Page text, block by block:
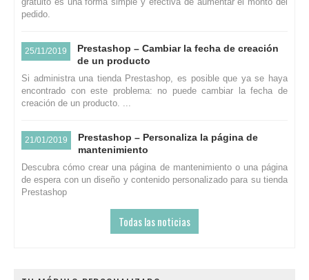
pedido.
25/11/2019
Prestashop – Cambiar la fecha de creación
de un producto
Si administra una tienda Prestashop, es posible que ya se haya
encontrado con este problema: no puede cambiar la fecha de
creación de un producto. ...
21/01/2019
Prestashop – Personaliza la página de
mantenimiento
Descubra cómo crear una página de mantenimiento o una página
de espera con un diseño y contenido personalizado para su tienda
Prestashop
Todas las noticias